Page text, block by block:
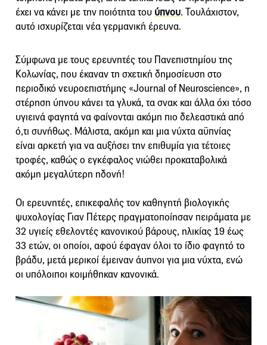
έχει να κάνει με την ποιότητα του ύπνου. Τουλάχιστον,
αυτό ισχυρίζεται νέα γερμανική έρευνα.
Σύμφωνα με τους ερευνητές του Πανεπιστημίου της
Κολωνίας, που έκαναν τη σχετική δημοσίευση στο
περιοδικό νευροεπιστήμης «Journal of Neuroscience», η
στέρηση ύπνου κάνει τα γλυκά, τα σνακ και άλλα όχι τόσο
υγιεινά φαγητά να φαίνονται ακόμη πιο δελεαστικά από
ό,τι συνήθως. Μάλιστα, ακόμη και μια νύχτα αϋπνίας
είναι αρκετή για να αυξήσει την επιθυμία για τέτοιες
τροφές, καθώς ο εγκέφαλος νιώθει προκαταβολικά
ακόμη μεγαλύτερη ηδονή!
Οι ερευνητές, επικεφαλής τον καθηγητή βιολογικής
ψυχολογίας Γιαν Πέτερς πραγματοποίησαν πειράματα με
32 υγιείς εθελοντές κανονικού βάρους, ηλικίας 19 έως
33 ετών, οι οποίοι, αφού έφαγαν όλοι το ίδιο φαγητό το
βράδυ, μετά μερικοί έμειναν άυπνοι για μια νύχτα, ενώ
οι υπόλοιποι κοιμήθηκαν κανονικά.